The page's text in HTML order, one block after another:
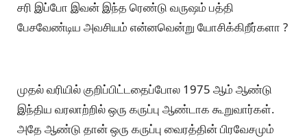
சரி இப்போ இவன் இந்த ரெண்டு வருஷம் பத்தி
பேசவேண்டிய அவசியம் என்னவென்று யோசிக்கிறீர்களா ?
முதல் வரியில் குறிப்பிட்டதைப்போல 1975 ஆம் ஆண்டு
இந்திய வரலாற்றில் ஒரு கருப்பு ஆண்டாக கூறுவார்கள்.
அதே ஆண்டு தான் ஒரு கருப்பு வைரத்தின் பிரவேசமும்